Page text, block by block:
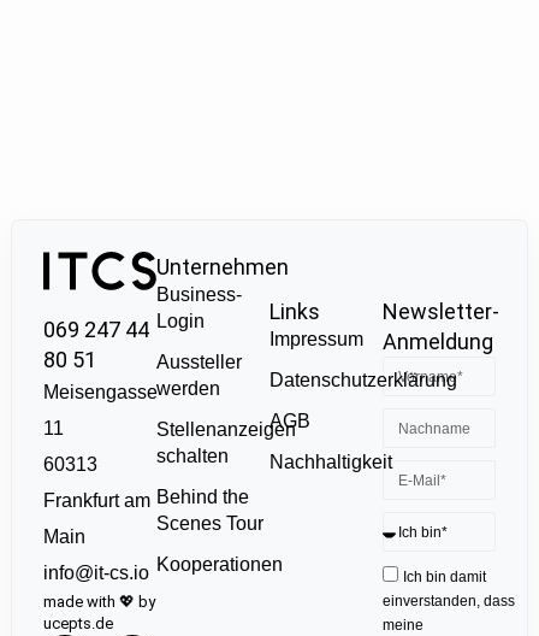
069 247 44
80 51
Meisengasse
11
60313
Frankfurt am
Main
info@it-cs.io
made with 💖 by
ucepts.de
Unternehmen
Business-
Login
Aussteller
werden
Stellenanzeigen
schalten
Behind the
Scenes Tour
Kooperationen
Links
Impressum
Datenschutzerklärung
AGB
Nachhaltigkeit
Newsletter-
Anmeldung
Ich bin damit
einverstanden, dass
meine